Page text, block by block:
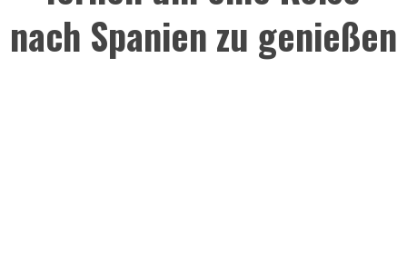
nach Spanien zu genießen